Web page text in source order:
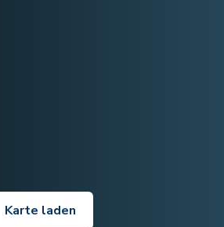
Karte laden